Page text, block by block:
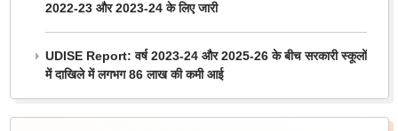
2022-23 और 2023-24 के लिए जारी
UDISE Report: वर्ष 2023-24 और 2025-26 के बीच सरकारी स्कूलों
में दाखिले में लगभग 86 लाख की कमी आई